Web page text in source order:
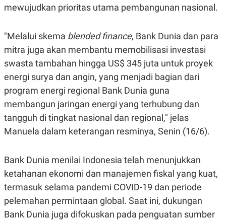
K
G
D
A
.
D
SITEMAP PROFILETERM
USE
SIBER
PRIVACY
mewujudkan prioritas utama pembangunan nasional.
"Melalui skema blended finance, Bank Dunia dan para
mitra juga akan membantu memobilisasi investasi
swasta tambahan hingga US$ 345 juta untuk proyek
energi surya dan angin, yang menjadi bagian dari
program energi regional Bank Dunia guna
membangun jaringan energi yang terhubung dan
tangguh di tingkat nasional dan regional," jelas
Manuela dalam keterangan resminya, Senin (16/6).
Bank Dunia menilai Indonesia telah menunjukkan
ketahanan ekonomi dan manajemen fiskal yang kuat,
termasuk selama pandemi COVID-19 dan periode
pelemahan permintaan global. Saat ini, dukungan
Bank Dunia juga difokuskan pada penguatan sumber